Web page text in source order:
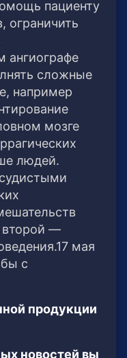
пациенту
ограничить
ангиографе
сложные
например
мозге
людей.
второй —
мая
с
продукции
новостей вы